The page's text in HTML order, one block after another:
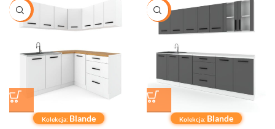
-20%
Kolekcja: Blande
-20%
Kolekcja: Blande